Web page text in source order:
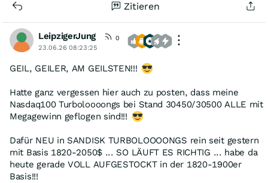
Zitieren
LeipzigerJung
0
23.06.26 08:23:25
GEIL, GEILER, AM GEILSTEN!!!
Hatte ganz vergessen hier auch zu posten, dass meine
Nasdaq100 Turboloooongs bei Stand 30450/30500 ALLE mit
Megagewinn geflogen sind!!!
Dafür NEU in SANDISK TURBOLOOOONGS rein seit gestern
mit Basis 1820-2050$ ... SO LÄUFT ES RICHTIG ... habe da
heute gerade VOLL AUFGESTOCKT in der 1820-1900er
Basis!!!